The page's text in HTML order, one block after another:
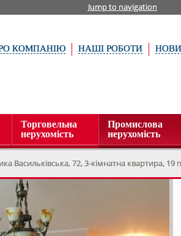
Jump to navigation
КОМПАНІЮ НАШІ РОБОТИ
Торговельна
нерухомість
Промислова
нерухомість
Васильківська, 72, 3-кімнатна квартира, 19